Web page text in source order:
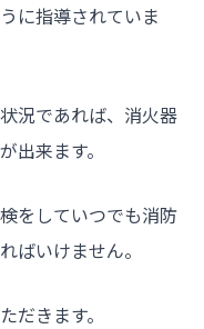
に指導されていま
況であれば、消火器
出来ます。
をしていつでも消防
ばいけません。
だきます。